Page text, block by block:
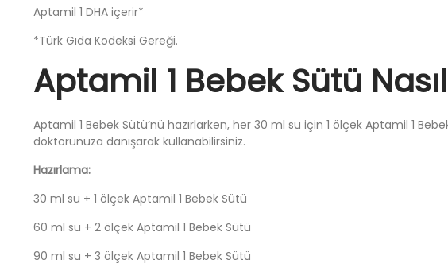
Aptamil 1 DHA içerir*
*Türk Gıda Kodeksi Gereği.
Aptamil 1 Bebek Sütü
Aptamil 1 Bebek Sütü’nü hazırlarken, her 30 ml su için 1 ölçek Aptamil 1
doktorunuza danışarak kullanabilirsiniz.
Hazırlama:
30 ml su + 1 ölçek Aptamil 1 Bebek Sütü
60 ml su + 2 ölçek Aptamil 1 Bebek Sütü
90 ml su + 3 ölçek Aptamil 1 Bebek Sütü